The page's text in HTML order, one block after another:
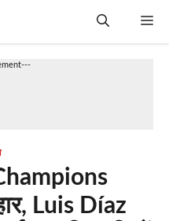
Luis Díaz